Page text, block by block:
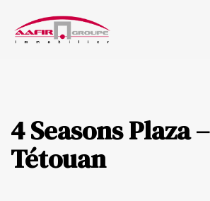
4 Seasons Plaza
Tétouan